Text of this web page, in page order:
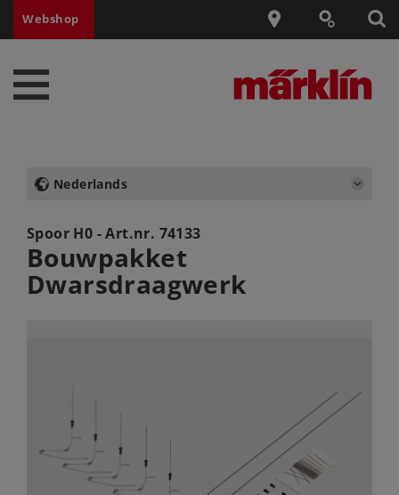
Webshop
Nederlands
Spoor H0 - Art.nr. 74133
Bouwpakket
Dwarsdraagwerk